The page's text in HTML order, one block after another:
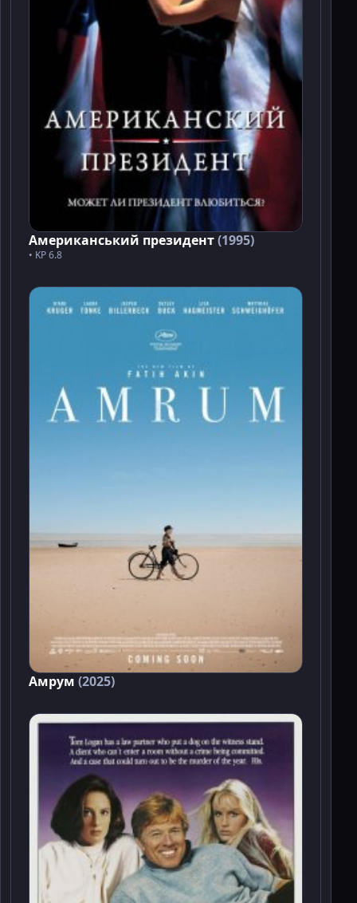
Американський президент(1995)
• KP 6.8
Амрум (2025)